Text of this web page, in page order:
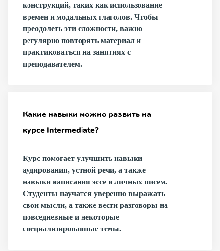
конструкций, таких как использование
времен и модальных глаголов. Чтобы
преодолеть эти сложности, важно
регулярно повторять материал и
практиковаться на занятиях с
преподавателем.
Какие навыки можно развить на
курсе Intermediate?
Курс помогает улучшить навыки
аудирования, устной речи, а также
навыки написания эссе и личных писем.
Студенты научатся уверенно выражать
свои мысли, а также вести разговоры на
повседневные и некоторые
специализированные темы.